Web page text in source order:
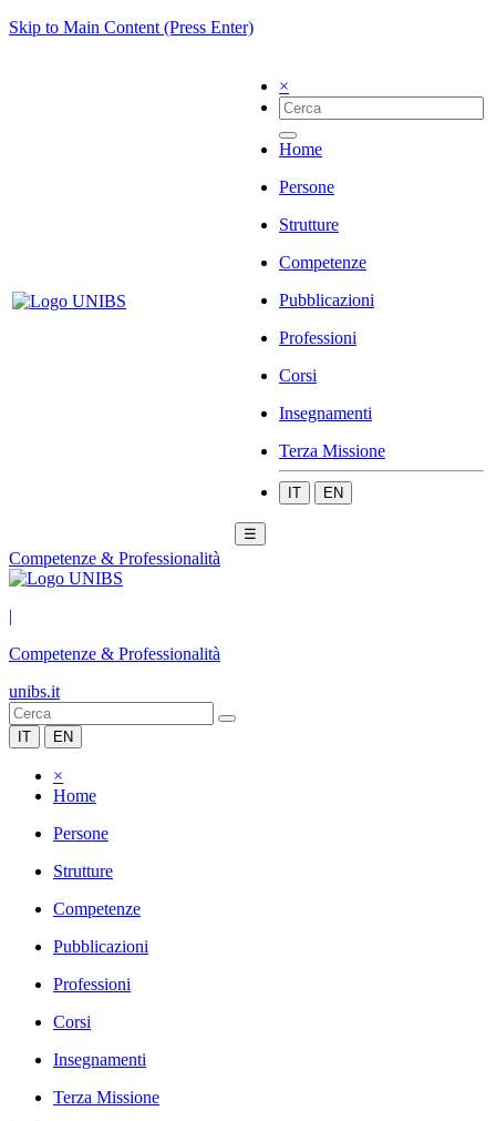
Skip to Main Content (Press Enter)
×
Home
Persone
Strutture
Competenze
Pubblicazioni
Professioni
Corsi
Insegnamenti
Terza Missione
IT EN
☰
Competenze & Professionalità
|
Competenze & Professionalità
unibs.it
IT EN
×
Home
Persone
Strutture
Competenze
Pubblicazioni
Professioni
Corsi
Insegnamenti
Terza Missione